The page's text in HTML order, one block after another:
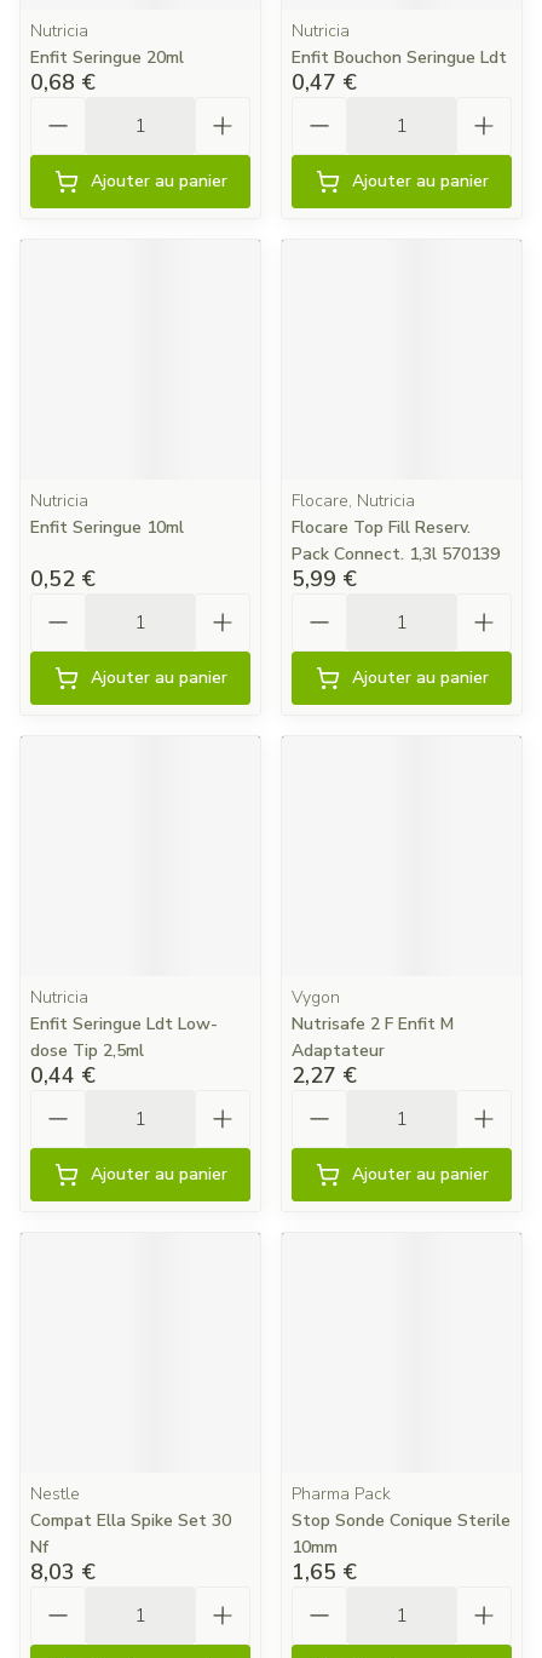
Nutricia
Enfit Seringue 20ml
0,68 €
Ajouter au panier
Nutricia
Enfit Bouchon Seringue Ldt
0,47 €
Ajouter au panier
Nutricia
Enfit Seringue 10ml
0,52 €
Ajouter au panier
Flocare, Nutricia
Flocare Top Fill Reserv.
Pack Connect. 1,3l 570139
5,99 €
Ajouter au panier
Nutricia
Enfit Seringue Ldt Low-
dose Tip 2,5ml
0,44 €
Ajouter au panier
Vygon
Nutrisafe 2 F Enfit M
Adaptateur
2,27 €
Ajouter au panier
Nestle
Compat Ella Spike Set 30
Nf
8,03 €
Pharma Pack
Stop Sonde Conique Sterile
10mm
1,65 €